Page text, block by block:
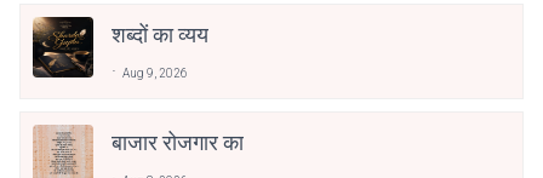
शब्दों का व्यय
Aug 9, 2026
बाजार रोजगार का